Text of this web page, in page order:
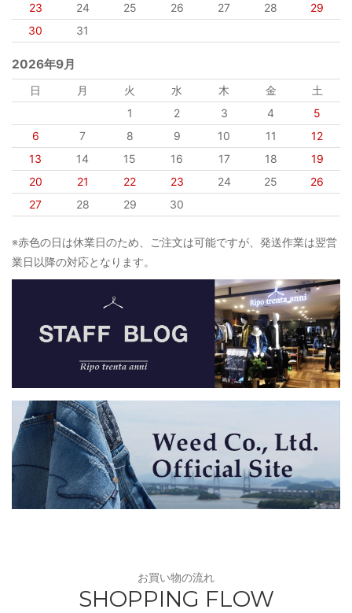
23
24 25 26 27 28
29
30
31
2026年9月
日 月 火 水 木 金
土
1
2 3 4
5
6
7 8 9 10 11
12
13
14 15 16 17 18
19
20
21 22 23 24 25
26
27
28 29 30
※赤色の日は休業日のため、ご注文は可能ですが、発送作業は翌営
業日以降の対応となります。
お買い物の流れ
SHOPPING FLOW